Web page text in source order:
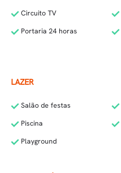
Circuito TV
Portaria 24 horas
LAZER
Salão de festas
Piscina
Playground